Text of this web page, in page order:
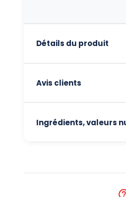
Détails du produit
Avis clients
Ingrédients, valeurs